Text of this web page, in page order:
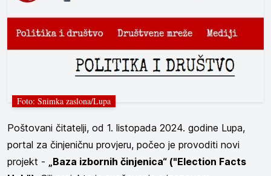
Foto: Snimka zaslona/Lupa
Poštovani čitatelji, od 1. listopada 2024. godine Lupa,
portal za činjeničnu provjeru, počeo je provoditi novi
projekt -
„Baza izbornih činjenica“ ("Election Facts